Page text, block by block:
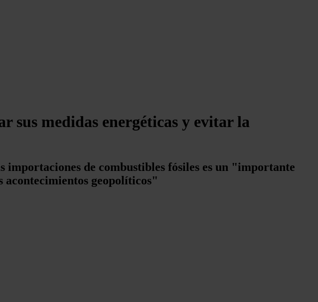
sus medidas energéticas y evitar la
importaciones de combustibles fósiles es un "importante
acontecimientos geopolíticos"